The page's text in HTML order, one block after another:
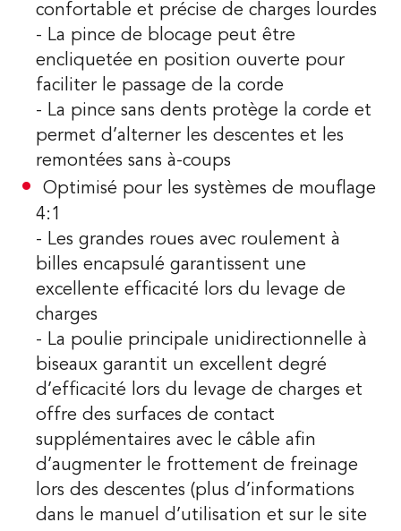
confortable et précise de charges lourdes
- La pince de blocage peut être
encliquetée en position ouverte pour
faciliter le passage de la corde
- La pince sans dents protège la corde et
permet d’alterner les descentes et les
remontées sans à-coups
Optimisé pour les systèmes de mouflage
4:1
- Les grandes roues avec roulement à
billes encapsulé garantissent une
excellente efficacité lors du levage de
charges
- La poulie principale unidirectionnelle à
biseaux garantit un excellent degré
d’efficacité lors du levage de charges et
offre des surfaces de contact
supplémentaires avec le câble afin
d’augmenter le frottement de freinage
lors des descentes (plus d’informations
dans le manuel d’utilisation et sur le site